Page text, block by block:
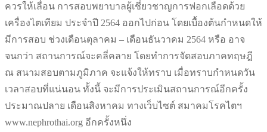
ควรให้เลื่อน การสอบพยาบาลผู้เชี่ยวชาญการฟอกเลือดด้วย
เครื่องไตเทียม ประจำปี 2564 ออกไปก่อน โดยเบื้องต้นกำหนดให้
มีการสอบ ช่วงเดือนตุลาคม – เดือนธันวาคม 2564 หรือ อาจ
จนกว่า สถานการณ์จะคลี่คลาย โดยทำการจัดสอบภาคทฤษฎี
ณ สนามสอบตามภูมิภาค จะแจ้งให้ทราบ เมื่อทราบกำหนดวัน
เวลาสอบที่แน่นอน ทั้งนี้ จะมีการประเมินสถานการณ์อีกครั้ง
ประมาณปลาย เดือนสิงหาคม ทางเว็บไซต์ สมาคมโรคไตฯ
www.nephrothai.org อีกครั้งหนึ่ง